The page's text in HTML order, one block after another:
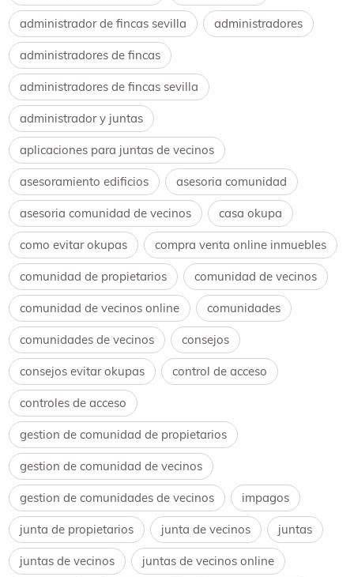
administrador de fincas sevilla administradores
administradores de fincas
administradores de fincas sevilla
administrador y juntas
aplicaciones para juntas de vecinos
asesoramiento edificios asesoria comunidad
asesoria comunidad de vecinos casa okupa
como evitar okupas compra venta online inmuebles
comunidad de propietarios comunidad de vecinos
comunidad de vecinos online comunidades
comunidades de vecinos consejos
consejos evitar okupas control de acceso
controles de acceso
gestion de comunidad de propietarios
gestion de comunidad de vecinos
gestion de comunidades de vecinos impagos
junta de propietarios junta de vecinos juntas
juntas de vecinos juntas de vecinos online